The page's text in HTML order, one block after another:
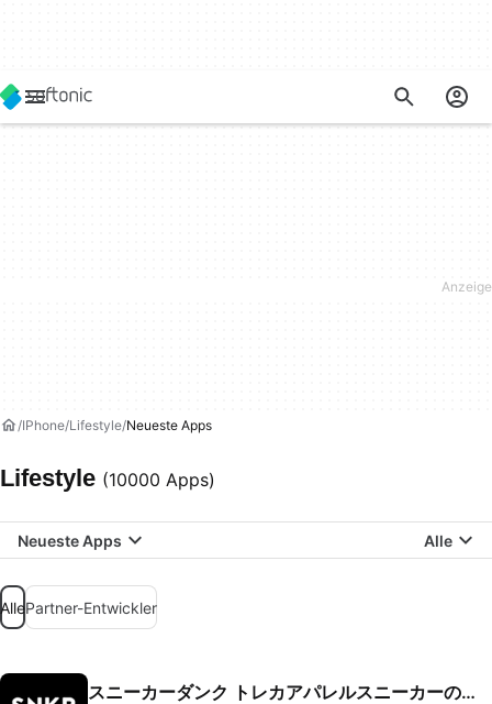
IPhone Lifestyle Neueste Apps
Lifestyle (10000 Apps)
Neueste Apps Alle
AllePartner-Entwickler
スニーカーダンク トレカアパレルスニーカーのフリマアプリ